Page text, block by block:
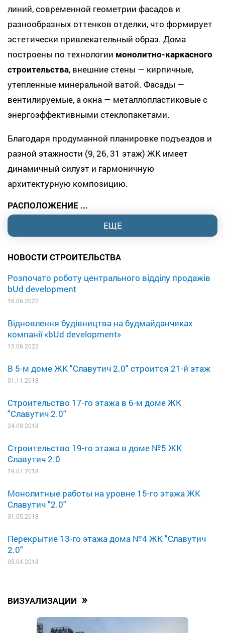
линий, современной геометрии фасадов и
разнообразных оттенков отделки, что формирует
эстетически привлекательный образ. Дома
построены по технологии монолитно-каркасного
строительства, внешние стены — кирпичные,
утепленные минеральной ватой. Фасады —
вентилируемые, а окна — металлопластиковые с
энергоэффективными стеклопакетами.
Благодаря продуманной планировке подъездов и
разной этажности (9, 26, 31 этаж) ЖК имеет
динамичный силуэт и гармоничную
архитектурную композицию.
РАСПОЛОЖЕНИЕ ...
ЕЩЕ
НОВОСТИ СТРОИТЕЛЬСТВА
Розпочато роботу центрального відділу продажів
bUd development
16.06.2022
Відновлення будівництва на будмайданчиках
компанії «bUd development»
15.06.2022
В 5-м доме ЖК "Славутич 2.0" строится 21-й этаж
01.11.2018
Строительство 17-го этажа в 6-м доме ЖК
"Славутич 2.0"
24.09.2018
Строительство 19-го этажа в доме №5 ЖК
Славутич 2.0
19.07.2018
Монолитные работы на уровне 15-го этажа ЖК
Славутич "2.0"
31.05.2018
Перекрытие 13-го этажа дома №4 ЖК "Славутич
2.0"
05.04.2018
ВИЗУАЛИЗАЦИИ »